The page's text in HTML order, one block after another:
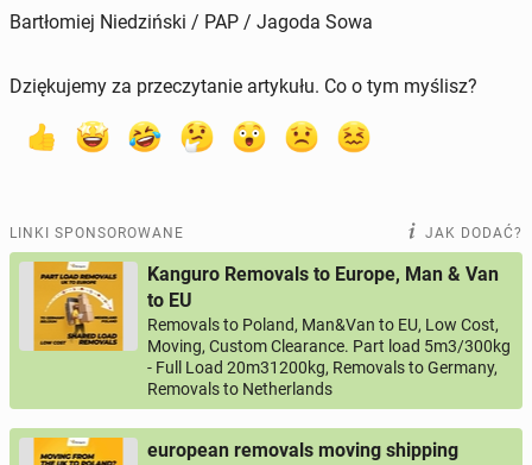
Bartłomiej Niedziński / PAP / Jagoda Sowa
Dziękujemy za przeczytanie artykułu. Co o tym myślisz?
LINKI SPONSOROWANE JAK DODAĆ?
Kanguro Removals to Europe, Man & Van
to EU
Removals to Poland, Man&Van to EU, Low Cost,
Moving, Custom Clearance. Part load 5m3/300kg
- Full Load 20m31200kg, Removals to Germany,
Removals to Netherlands
european removals moving shipping